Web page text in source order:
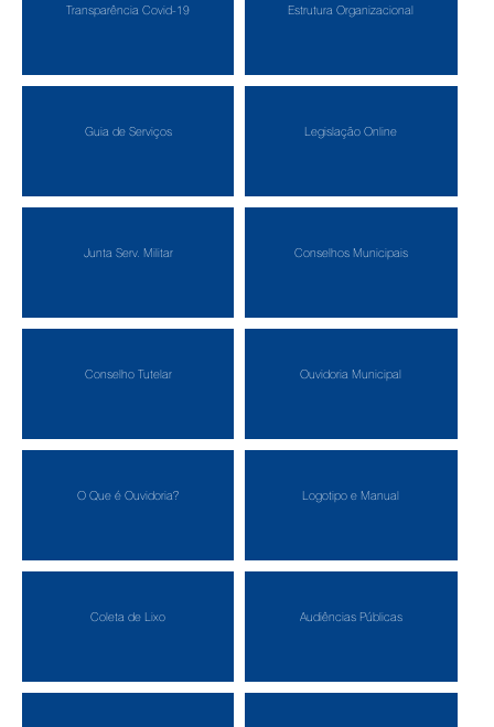
Transparência Covid-19 Estrutura Organizacional
Guia de Serviços Legislação Online
Junta Serv. Militar Conselhos Municipais
Conselho Tutelar Ouvidoria Municipal
O Que é Ouvidoria? Logotipo e Manual
Coleta de Lixo Audiências Públicas